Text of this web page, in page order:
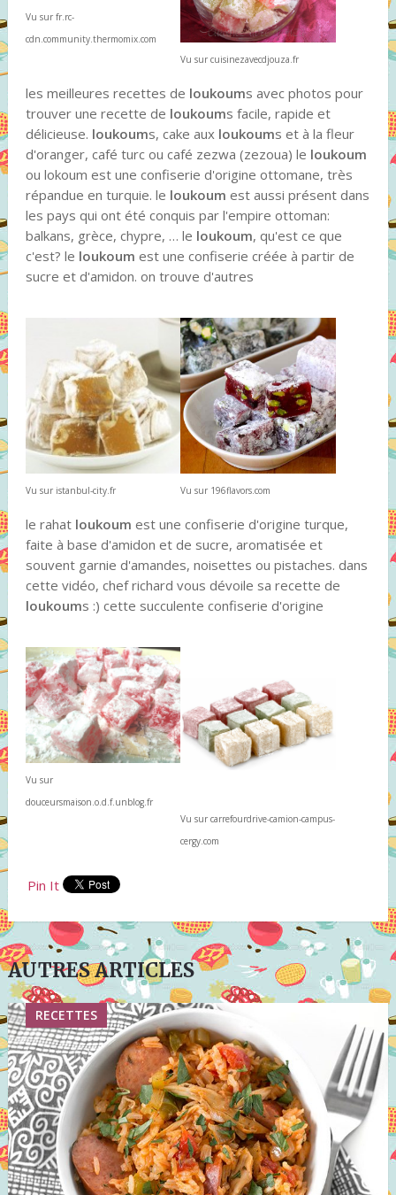
Vu sur fr.rc-
cdn.community.thermomix.com
Vu sur cuisinezavecdjouza.fr
les meilleures recettes de loukoums avec photos pour
trouver une recette de loukoums facile, rapide et
délicieuse. loukoums, cake aux loukoums et à la fleur
d'oranger, café turc ou café zezwa (zezoua) le loukoum
ou lokoum est une confiserie d'origine ottomane, très
répandue en turquie. le loukoum est aussi présent dans
les pays qui ont été conquis par l'empire ottoman:
balkans, grèce, chypre, … le loukoum, qu'est ce que
c'est? le loukoum est une confiserie créée à partir de
sucre et d'amidon. on trouve d'autres
Vu sur istanbul-city.fr Vu sur 196flavors.com
le rahat loukoum est une confiserie d'origine turque,
faite à base d'amidon et de sucre, aromatisée et
souvent garnie d'amandes, noisettes ou pistaches. dans
cette vidéo, chef richard vous dévoile sa recette de
loukoums :) cette succulente confiserie d'origine
Vu sur
douceursmaison.o.d.f.unblog.fr
Vu sur carrefourdrive-camion-campus-
cergy.com
Pin It
AUTRES ARTICLES
RECETTES